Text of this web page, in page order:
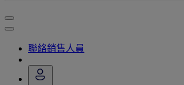
聯絡銷售人員